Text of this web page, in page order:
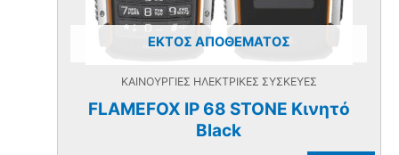
ΕΚΤΌΣ ΑΠΟΘΈΜΑΤΟΣ
ΚΑΙΝΟΥΡΓΙΕΣ ΗΛΕΚΤΡΙΚΕΣ ΣΥΣΚΕΥΕΣ
FLAMEFOX IP 68 STONE Κινητό
Black